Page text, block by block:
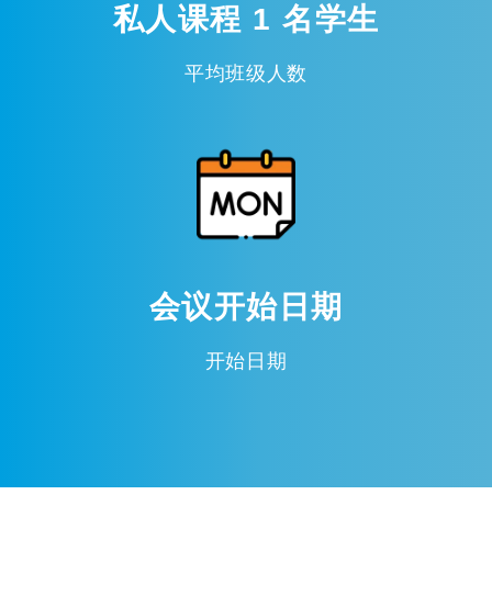
私人课程 1 名学生
平均班级人数
会议开始日期
开始日期